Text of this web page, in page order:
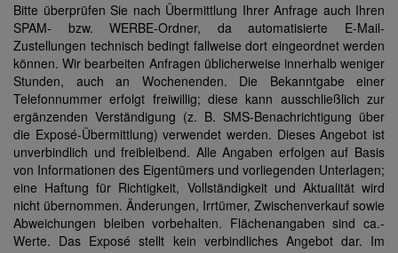
Bitte überprüfen Sie nach Übermittlung Ihrer Anfrage auch Ihren
SPAM- bzw. WERBE-Ordner, da automatisierte E-Mail-
Zustellungen technisch bedingt fallweise dort eingeordnet werden
können. Wir bearbeiten Anfragen üblicherweise innerhalb weniger
Stunden, auch an Wochenenden. Die Bekanntgabe einer
Telefonnummer erfolgt freiwillig; diese kann ausschließlich zur
ergänzenden Verständigung (z. B. SMS-Benachrichtigung über
die Exposé-Übermittlung) verwendet werden. Dieses Angebot ist
unverbindlich und freibleibend. Alle Angaben erfolgen auf Basis
von Informationen des Eigentümers und vorliegenden Unterlagen;
eine Haftung für Richtigkeit, Vollständigkeit und Aktualität wird
nicht übernommen. Änderungen, Irrtümer, Zwischenverkauf sowie
Abweichungen bleiben vorbehalten. Flächenangaben sind ca.-
Werte. Das Exposé stellt kein verbindliches Angebot dar. Im